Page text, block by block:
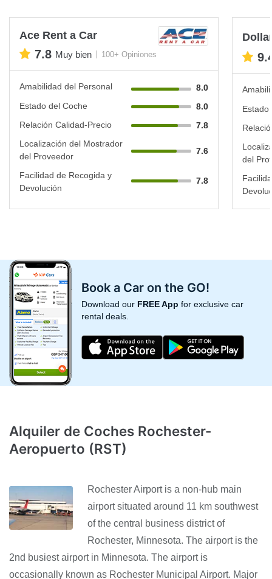
Ace Rent a Car
7.8 Muy bien 100+ Opiniones
Amabilidad del Personal
8.0
Estado del Coche
8.0
Relación Calidad-Precio
7.8
Localización del Mostrador
del Proveedor
7.6
Facilidad de Recogida y
Devolución
7.8
Estado
del
Book a Car on the GO!
Download our FREE App for exclusive car
rental deals.
Alquiler de Coches Rochester-
Aeropuerto (RST)
Rochester Airport is a non-hub main
airport situated around 11 km southwest
of the central business district of
Rochester, Minnesota. The airport is the
2nd busiest airport in Minnesota. The airport is
occasionally known as Rochester Municipal Airport. Major